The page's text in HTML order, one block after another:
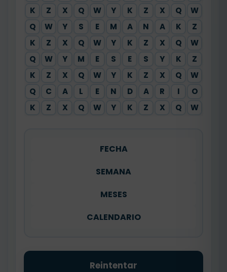
K
Z X Q W Y K Z X Q W
Q
W Y S E M A N A K Z
K
Z X Q W Y K Z X Q W
Q
W Y M E S E S Y K Z
K
Z X Q W Y K Z X Q W
Q
C A L E N D A R I O
K
Z X Q W Y K Z X Q W
FECHA
SEMANA
MESES
CALENDARIO
Reintentar